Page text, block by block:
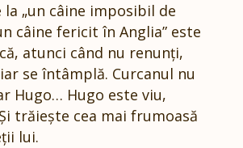
„un câine imposibil de
câine fericit în Anglia” este
atunci când nu renunți,
se întâmplă. Curcanul nu
Hugo… Hugo este viu,
trăiește cea mai frumoasă
lui.